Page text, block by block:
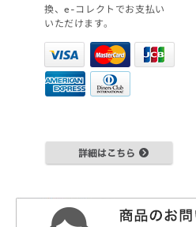
換、e-コレクトでお支払い
いただけます。